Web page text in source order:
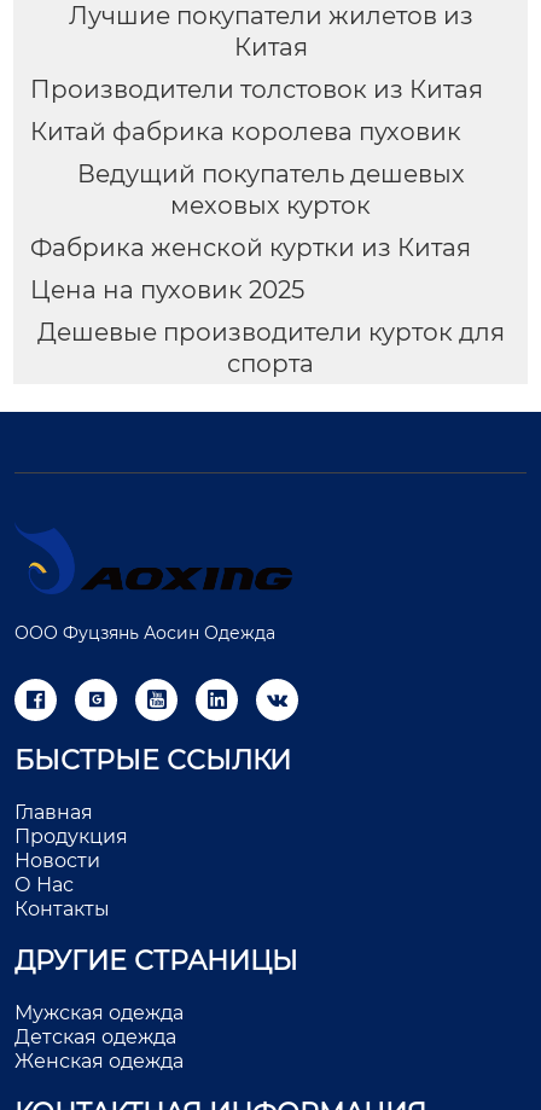
Лучшие покупатели жилетов из
Китая
Производители толстовок из Китая
Китай фабрика королева пуховик
Ведущий покупатель дешевых
меховых курток
Фабрика женской куртки из Китая
Цена на пуховик 2025
Дешевые производители курток для
спорта
ООО Фуцзянь Аосин Одежда
    
БЫСТРЫЕ ССЫЛКИ
Главная
Продукция
Новости
О Нас
Контакты
ДРУГИЕ СТРАНИЦЫ
Мужская одежда
Детская одежда
Женская одежда